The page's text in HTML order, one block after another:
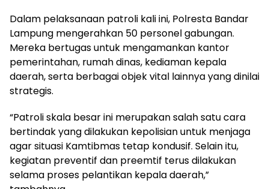
Dalam pelaksanaan patroli kali ini, Polresta Bandar
Lampung mengerahkan 50 personel gabungan.
Mereka bertugas untuk mengamankan kantor
pemerintahan, rumah dinas, kediaman kepala
daerah, serta berbagai objek vital lainnya yang dinilai
strategis.
“Patroli skala besar ini merupakan salah satu cara
bertindak yang dilakukan kepolisian untuk menjaga
agar situasi Kamtibmas tetap kondusif. Selain itu,
kegiatan preventif dan preemtif terus dilakukan
selama proses pelantikan kepala daerah,”